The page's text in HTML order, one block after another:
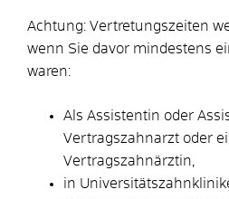
Achtung: Vertretungszeiten
wenn Sie davor mindestens
waren:
Als Assistentin oder
Vertragszahnarzt oder
Vertragszahnärztin,
in